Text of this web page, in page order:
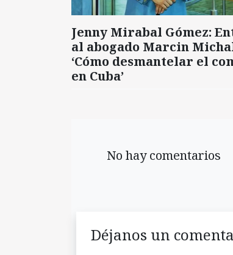
Jenny Mirabal Gómez:
al abogado Marcin
‘Cómo desmantelar el
en Cuba’
No hay comentarios
Déjanos un